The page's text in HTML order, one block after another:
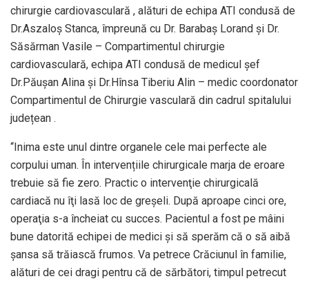
chirurgie cardiovasculară , alături de echipa ATI condusă de
Dr.Aszaloș Stanca, împreună cu Dr. Barabaș Lorand și Dr.
Săsărman Vasile – Compartimentul chirurgie
cardiovasculară, echipa ATI condusă de medicul șef
Dr.Păușan Alina și Dr.Hînsa Tiberiu Alin – medic coordonator
Compartimentul de Chirurgie vasculară din cadrul spitalului
județean .
“Inima este unul dintre organele cele mai perfecte ale
corpului uman. În intervențiile chirurgicale marja de eroare
trebuie să fie zero. Practic o intervenţie chirurgicală
cardiacă nu îţi lasă loc de greşeli. După aproape cinci ore,
operaţia s-a încheiat cu succes. Pacientul a fost pe mâini
bune datorită echipei de medici și să sperăm că o să aibă
șansa să trăiască frumos. Va petrece Crăciunul în familie,
alături de cei dragi pentru că de sărbători, timpul petrecut